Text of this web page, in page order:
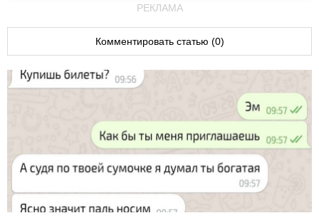
РЕКЛАМА
Комментировать статью (0)